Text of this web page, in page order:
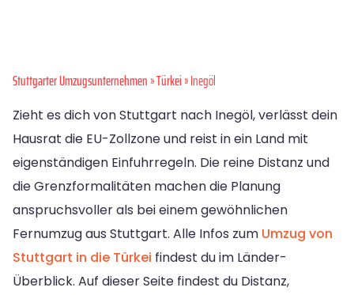
Stuttgarter Umzugsunternehmen»Türkei» Inegöl
Zieht es dich von Stuttgart nach Inegöl, verlässt dein
Hausrat die EU-Zollzone und reist in ein Land mit
eigenständigen Einfuhrregeln. Die reine Distanz und
die Grenzformalitäten machen die Planung
anspruchsvoller als bei einem gewöhnlichen
Fernumzug aus Stuttgart. Alle Infos zum Umzug von
Stuttgart in die Türkei findest du im Länder-
Überblick. Auf dieser Seite findest du Distanz,